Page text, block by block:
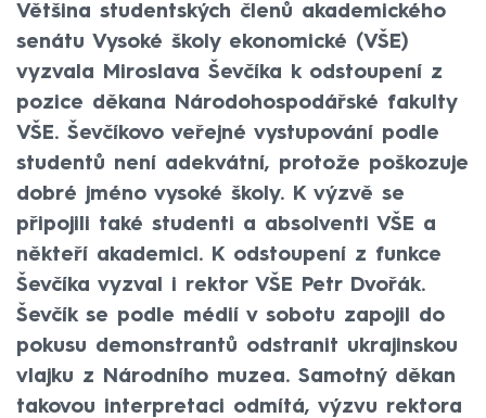
Většina studentských členů akademického
senátu Vysoké školy ekonomické (VŠE)
vyzvala Miroslava Ševčíka k odstoupení z
pozice děkana Národohospodářské fakulty
VŠE. Ševčíkovo veřejné vystupování podle
studentů není adekvátní, protože poškozuje
dobré jméno vysoké školy. K výzvě se
připojili také studenti a absolventi VŠE a
někteří akademici. K odstoupení z funkce
Ševčíka vyzval i rektor VŠE Petr Dvořák.
Ševčík se podle médií v sobotu zapojil do
pokusu demonstrantů odstranit ukrajinskou
vlajku z Národního muzea. Samotný děkan
takovou interpretaci odmítá, výzvu rektora